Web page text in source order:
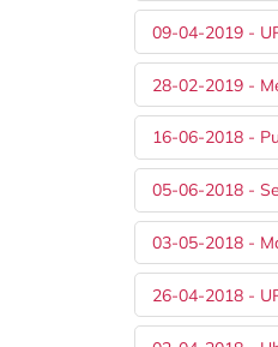
09-04-2019 -
28-02-2019 -
16-06-2018 -
05-06-2018 -
03-05-2018 -
26-04-2018 -